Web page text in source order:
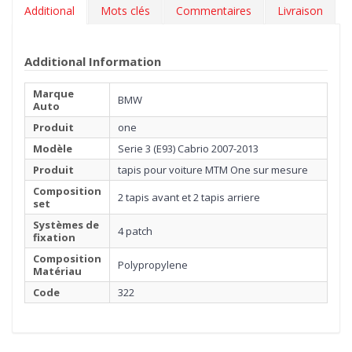
Additional Mots clés Commentaires Livraison
Additional Information
Marque
Auto
BMW
Produit
one
Modèle
Serie 3 (E93) Cabrio 2007-2013
Produit
tapis pour voiture MTM One sur mesure
Composition
set
2 tapis avant et 2 tapis arriere
Systèmes de
fixation
4 patch
Composition
Matériau
Polypropylene
Code
322